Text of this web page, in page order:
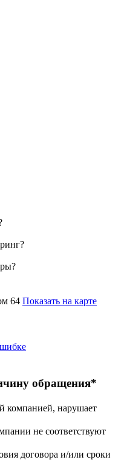
64 Показать на карте
обращения*
компанией, нарушает
не соответствуют
договора и/или сроки